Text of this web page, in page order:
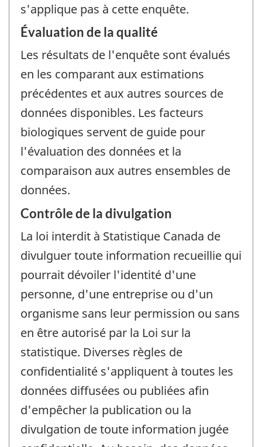
s'applique pas à cette enquête.
Évaluation de la qualité
Les résultats de l'enquête sont évalués
en les comparant aux estimations
précédentes et aux autres sources de
données disponibles. Les facteurs
biologiques servent de guide pour
l'évaluation des données et la
comparaison aux autres ensembles de
données.
Contrôle de la divulgation
La loi interdit à Statistique Canada de
divulguer toute information recueillie qui
pourrait dévoiler l'identité d'une
personne, d'une entreprise ou d'un
organisme sans leur permission ou sans
en être autorisé par la Loi sur la
statistique. Diverses règles de
confidentialité s'appliquent à toutes les
données diffusées ou publiées afin
d'empêcher la publication ou la
divulgation de toute information jugée